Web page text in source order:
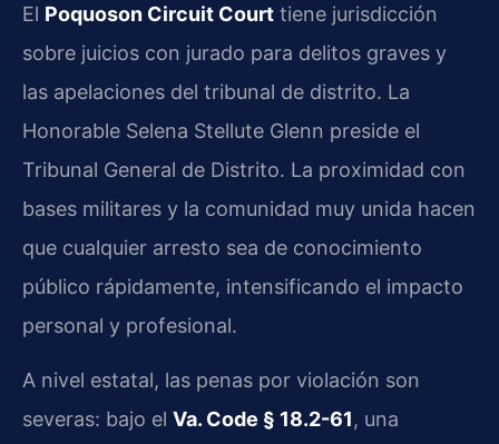
El Poquoson Circuit Court tiene jurisdicción
sobre juicios con jurado para delitos graves y
las apelaciones del tribunal de distrito. La
Honorable Selena Stellute Glenn preside el
Tribunal General de Distrito. La proximidad con
bases militares y la comunidad muy unida hacen
que cualquier arresto sea de conocimiento
público rápidamente, intensificando el impacto
personal y profesional.
A nivel estatal, las penas por violación son
severas: bajo el Va. Code § 18.2-61, una